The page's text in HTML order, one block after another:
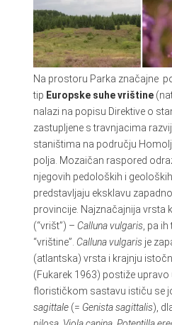
Na prostoru Parka značajne
tip Europske suhe vrištine
nalazi na popisu Direktive o
zastupljene s travnjacima
staništima na području
polja. Mozaičan raspored
njegovih pedoloških i
predstavljaju eksklavu
provincije. Najznačajnija vrsta
(“vrišt”) – Calluna vulgaris, pa ih
“vrištine”. Calluna vulgarisje
(atlantska) vrsta i krajnju
(Fukarek 1963) postiže upravo
florističkom sastavu ističu se
sagittale(= Genista sagittalis),